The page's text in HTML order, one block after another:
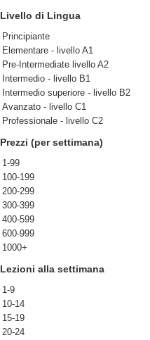
Livello di Lingua
Principiante
Elementare - livello A1
Pre-Intermediate livello A2
Intermedio - livello B1
Intermedio superiore - livello B2
Avanzato - livello C1
Professionale - livello C2
Prezzi (per settimana)
1-99
100-199
200-299
300-399
400-599
600-999
1000+
Lezioni alla settimana
1-9
10-14
15-19
20-24